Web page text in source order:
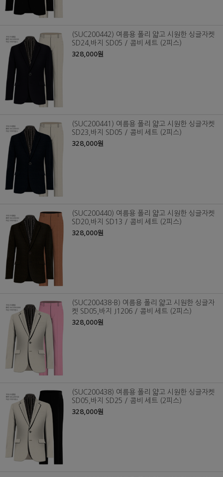
(SUC200442) 여름용 폴리 얇고 시원한 싱글자켓
SD24,바지 SD05 / 콤비 세트 (2피스)
328,000원
(SUC200441) 여름용 폴리 얇고 시원한 싱글자켓
SD23,바지 SD05 / 콤비 세트 (2피스)
328,000원
(SUC200440) 여름용 폴리 얇고 시원한 싱글자켓
SD20,바지 SD13 / 콤비 세트 (2피스)
328,000원
(SUC200438-B) 여름용 폴리 얇고 시원한 싱글자
켓 SD05,바지 J1206 / 콤비 세트 (2피스)
328,000원
(SUC200438) 여름용 폴리 얇고 시원한 싱글자켓
SD05,바지 SD25 / 콤비 세트 (2피스)
328,000원